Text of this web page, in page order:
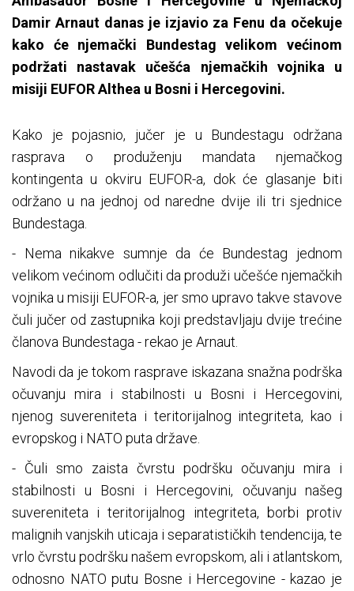
Damir Arnaut danas je izjavio za Fenu da očekuje
kako će njemački Bundestag velikom većinom
podržati nastavak učešća njemačkih vojnika u
misiji EUFOR Althea u Bosni i Hercegovini.
Kako je pojasnio, jučer je u Bundestagu održana
rasprava o produženju mandata njemačkog
kontingenta u okviru EUFOR-a, dok će glasanje biti
održano u na jednoj od naredne dvije ili tri sjednice
Bundestaga.
- Nema nikakve sumnje da će Bundestag jednom
velikom većinom odlučiti da produži učešće njemačkih
vojnika u misiji EUFOR-a, jer smo upravo takve stavove
čuli jučer od zastupnika koji predstavljaju dvije trećine
članova Bundestaga - rekao je Arnaut.
Navodi da je tokom rasprave iskazana snažna podrška
očuvanju mira i stabilnosti u Bosni i Hercegovini,
njenog suvereniteta i teritorijalnog integriteta, kao i
evropskog i NATO puta države.
- Čuli smo zaista čvrstu podršku očuvanju mira i
stabilnosti u Bosni i Hercegovini, očuvanju našeg
suvereniteta i teritorijalnog integriteta, borbi protiv
malignih vanjskih uticaja i separatističkih tendencija, te
vrlo čvrstu podršku našem evropskom, ali i atlantskom,
odnosno NATO putu Bosne i Hercegovine - kazao je